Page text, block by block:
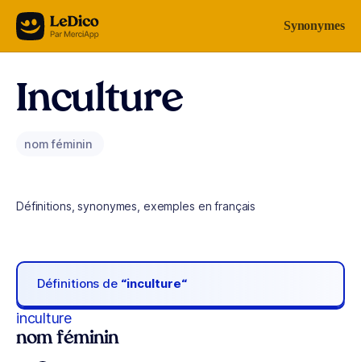
Aller au contenu Synonymes
Inculture
nom féminin
Définitions, synonymes, exemples en français
Définitions de “inculture“
inculture
nom féminin